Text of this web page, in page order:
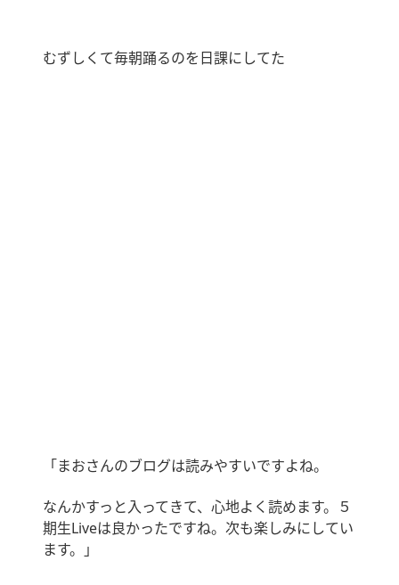
むずしくて毎朝踊るのを日課にしてた
「まおさんのブログは読みやすいですよね。
なんかすっと入ってきて、心地よく読めます。５
期生Liveは良かったですね。次も楽しみにしてい
ます。｣